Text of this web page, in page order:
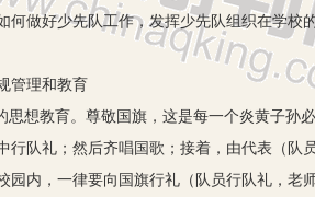
做好少先队工作，发挥少先队组织在学校
管理和教育
教育。尊敬国旗，这是每一个炎黄子孙
行队礼；然后齐唱国歌；接着，由代表（
园内，一律要向国旗行礼（队员行队礼，